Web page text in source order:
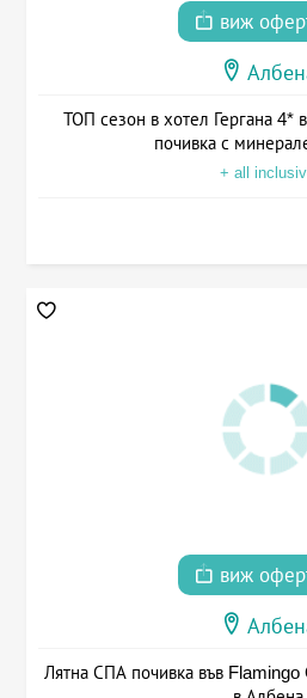
виж
ТОП сезон в хотел Гергана 4*
почивка с
+ all
виж
Лятна СПА почивка във